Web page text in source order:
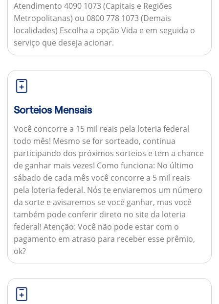
Atendimento 4090 1073 (Capitais e Regiões
Metropolitanas) ou 0800 778 1073 (Demais
localidades) Escolha a opção Vida e em seguida o
serviço que deseja acionar.
Sorteios Mensais
Você concorre a 15 mil reais pela loteria federal
todo mês! Mesmo se for sorteado, continua
participando dos próximos sorteios e tem a chance
de ganhar mais vezes! Como funciona: No último
sábado de cada mês você concorre a 5 mil reais
pela loteria federal. Nós te enviaremos um número
da sorte e avisaremos se você ganhar, mas você
também pode conferir direto no site da loteria
federal! Atenção: Você não pode estar com o
pagamento em atraso para receber esse prêmio,
ok?